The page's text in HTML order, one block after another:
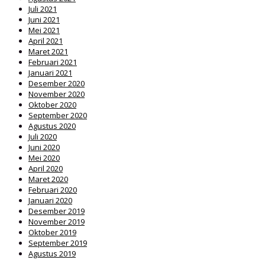
Juli 2021
Juni 2021
Mei 2021
April 2021
Maret 2021
Februari 2021
Januari 2021
Desember 2020
November 2020
Oktober 2020
September 2020
Agustus 2020
Juli 2020
Juni 2020
Mei 2020
April 2020
Maret 2020
Februari 2020
Januari 2020
Desember 2019
November 2019
Oktober 2019
September 2019
Agustus 2019